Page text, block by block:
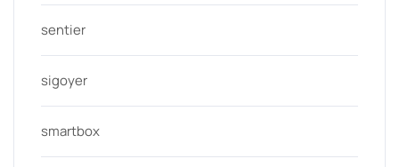
sentier
sigoyer
smartbox